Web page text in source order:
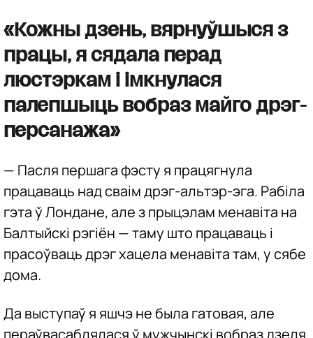
«Кожны дзень, вярнуўшыся з
працы, я сядала перад
люстэркам і імкнулася
палепшыць вобраз майго дрэг-
персанажа»
— Пасля першага фэсту я працягнула
працаваць над сваім дрэг-альтэр-эга. Рабіла
гэта ў Лондане, але з прыцэлам менавіта на
Балтыйскі рэгіён — таму што працаваць і
прасоўваць дрэг хацела менавіта там, у сябе
дома.
Да выступаў я яшчэ не была гатовая, але